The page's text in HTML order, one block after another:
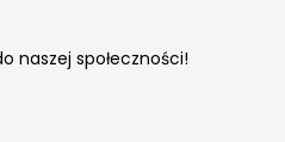
naszej społeczności!